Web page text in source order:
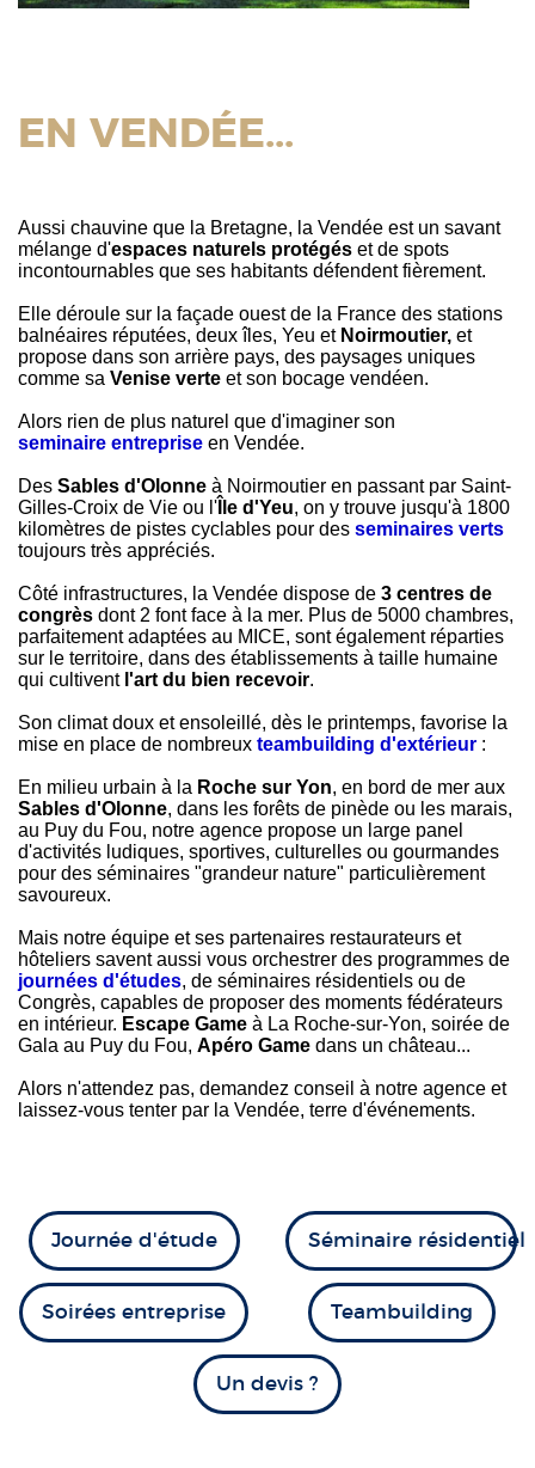
EN VENDÉE...
Aussi chauvine que la Bretagne, la Vendée est un savant
mélange d'espaces naturels protégés et de spots
incontournables que ses habitants défendent fièrement.
Elle déroule sur la façade ouest de la France des stations
balnéaires réputées, deux îles, Yeu et Noirmoutier, et
propose dans son arrière pays, des paysages uniques
comme sa Venise verte et son bocage vendéen.
Alors rien de plus naturel que d'imaginer son
seminaire entreprise en Vendée.
Des Sables d'Olonne à Noirmoutier en passant par Saint-
Gilles-Croix de Vie ou l' Île d'Yeu, on y trouve jusqu'à 1800
kilomètres de pistes cyclables pour des seminaires verts
toujours très appréciés.
Côté infrastructures, la Vendée dispose de 3 centres de
congrès dont 2 font face à la mer. Plus de 5000 chambres,
parfaitement adaptées au MICE, sont également réparties
sur le territoire, dans des établissements à taille humaine
qui cultivent l'art du bien recevoir.
Son climat doux et ensoleillé, dès le printemps, favorise la
mise en place de nombreux teambuilding d'extérieur :
En milieu urbain à la Roche sur Yon, en bord de mer aux
Sables d'Olonne, dans les forêts de pinède ou les marais,
au Puy du Fou, notre agence propose un large panel
d'activités ludiques, sportives, culturelles ou gourmandes
pour des séminaires "grandeur nature" particulièrement
savoureux.
Mais notre équipe et ses partenaires restaurateurs et
hôteliers savent aussi vous orchestrer des programmes de
journées d'études, de séminaires résidentiels ou de
Congrès, capables de proposer des moments fédérateurs
en intérieur. Escape Game à La Roche-sur-Yon, soirée de
Gala au Puy du Fou, Apéro Game dans un château...
Alors n'attendez pas, demandez conseil à notre agence et
laissez-vous tenter par la Vendée, terre d'événements.
Journée d'étude Séminaire résidentiel
Soirées entreprise Teambuilding
Un devis ?